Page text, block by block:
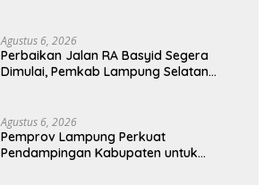
Agustus 6, 2026
Perbaikan Jalan RA Basyid Segera
Dimulai, Pemkab Lampung Selatan
Agustus 6, 2026
Pemprov Lampung Perkuat
Pendampingan Kabupaten untuk